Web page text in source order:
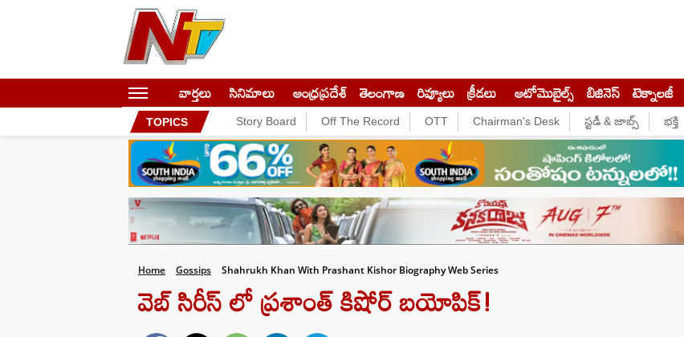
వార్తలు సినిమాలు ఆంధ్రప్రదేశ్ తెలంగాణ రివ్యూలు క్రీడలు ఆటోమొబైల్స్ బిజినెస్‌ టెక్నాలజీ
TOPICS Story Board Off The Record OTT Chairman's Desk స్టడీ & జాబ్స్ భక్తి
Home Gossips Shahrukh Khan With Prashant Kishor Biography Web Series
వెబ్ సిరీస్ లో ప్రశాంత్ కిషోర్ బయోపిక్!